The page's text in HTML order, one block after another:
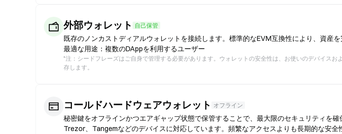
外部ウォレット 自己保管
既存のノンカストディアルウォレットを接続します。標準的なEVM互換性により、資産を
最適な用途：複数のDAppを利用するユーザー
*注：シードフレーズはご自身で管理する必要があります。ウォレットの安全性は、お使いのデバイスお
存します。
コールドハードウェアウォレット オフライン
秘密鍵をオフラインかつエアギャップ状態で保管することで、最大限のセキュリティを確
Trezor、Tangemなどのデバイスに対応しています。頻繁なアクセスよりも長期的な安全